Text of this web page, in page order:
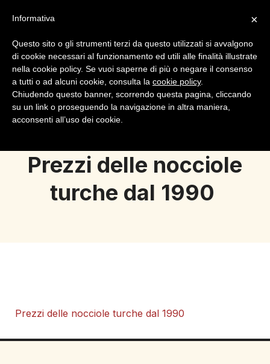
Login Registrazione
Prezzi delle nocciole
turche dal 1990
Prezzi delle nocciole turche dal 1990
×
Informativa
Questo sito o gli strumenti terzi da questo utilizzati si avvalgono
di cookie necessari al funzionamento ed utili alle finalità illustrate
nella cookie policy. Se vuoi saperne di più o negare il consenso
a tutti o ad alcuni cookie, consulta la cookie policy.
Chiudendo questo banner, scorrendo questa pagina, cliccando
su un link o proseguendo la navigazione in altra maniera,
acconsenti all’uso dei cookie.